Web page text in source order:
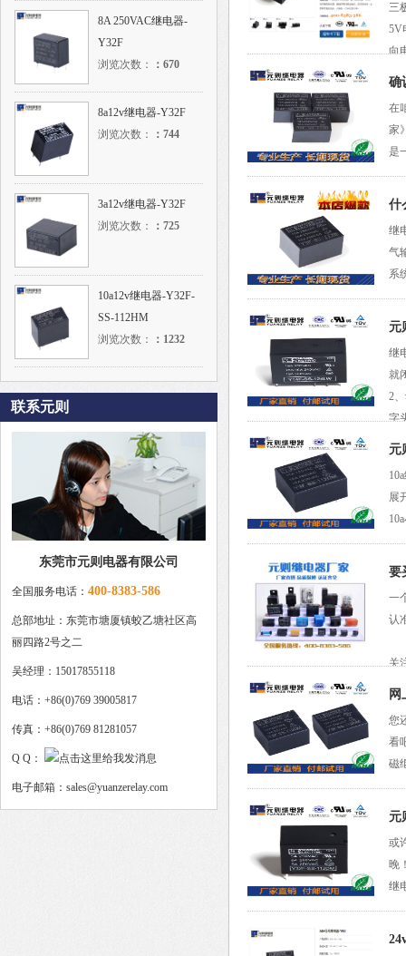
8A 250VAC继电器-
Y32F
浏览次数：
： 670
8a12v继电器-Y32F
浏览次数：
： 744
3a12v继电器-Y32F
浏览次数：
： 725
10a12v继电器-Y32F-
SS-112HM
浏览次数：
： 1232
联系元则
东莞市元则电器有限公司
全国服务电话： 400-8383-586
总部地址：东莞市塘厦镇蛟乙塘社区高
丽四路2号之二
吴经理：15017855118
电话：+86(0)769 39005817
传真：+86(0)769 81281057
Q Q：
电子邮箱：sales@yuanzerelay.com
三
5V
向
确
在
家
是
什
继
气
系
元
继
就
2
字
...
元
展
要
一
认
关
网
您
看
磁
元
或
晚
继